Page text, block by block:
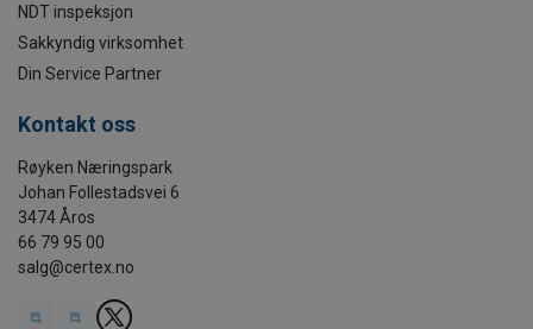
NDT inspeksjon
Sakkyndig virksomhet
Din Service Partner
Kontakt oss
Røyken Næringspark
Johan Follestadsvei 6
3474 Åros
66 79 95 00
salg@certex.no